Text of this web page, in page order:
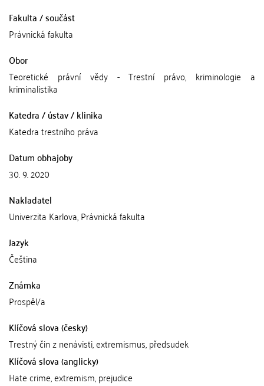
Fakulta / součást
Právnická fakulta
Obor
Teoretické právní vědy - Trestní právo, kriminologie a
kriminalistika
Katedra / ústav / klinika
Katedra trestního práva
Datum obhajoby
30. 9. 2020
Nakladatel
Univerzita Karlova, Právnická fakulta
Jazyk
Čeština
Známka
Prospěl/a
Klíčová slova (česky)
Trestný čin z nenávisti, extremismus, předsudek
Klíčová slova (anglicky)
Hate crime, extremism, prejudice